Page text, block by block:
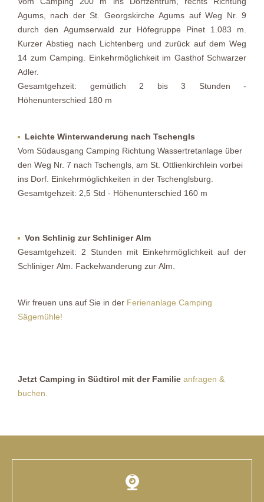
Agums, nach der St. Georgskirche Agums auf Weg Nr. 9
durch den Agumserwald zur Höfegruppe Pinet 1.083 m.
Kurzer Abstieg nach Lichtenberg und zurück auf dem Weg
14 zum Camping. Einkehrmöglichkeit im Gasthof Schwarzer
Adler.
Gesamtgehzeit: gemütlich 2 bis 3 Stunden -
Höhenunterschied 180 m
Leichte Winterwanderung nach Tschengls
Vom Südausgang Camping Richtung Wassertretanlage über
den Weg Nr. 7 nach Tschengls, am St. Ottlienkirchlein vorbei
ins Dorf. Einkehrmöglichkeiten in der Tschenglsburg.
Gesamtgehzeit: 2,5 Std - Höhenunterschied 160 m
Von Schlinig zur Schliniger Alm
Gesamtgehzeit: 2 Stunden mit Einkehrmöglichkeit auf der
Schliniger Alm. Fackelwanderung zur Alm.
Wir freuen uns auf Sie in der Ferienanlage Camping
Sägemühle!
Jetzt Camping in Südtirol mit der Familie anfragen &
buchen.